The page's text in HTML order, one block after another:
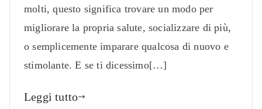
molti, questo significa trovare un modo per
migliorare la propria salute, socializzare di più,
o semplicemente imparare qualcosa di nuovo e
stimolante. E se ti dicessimo[…]
Leggi tutto